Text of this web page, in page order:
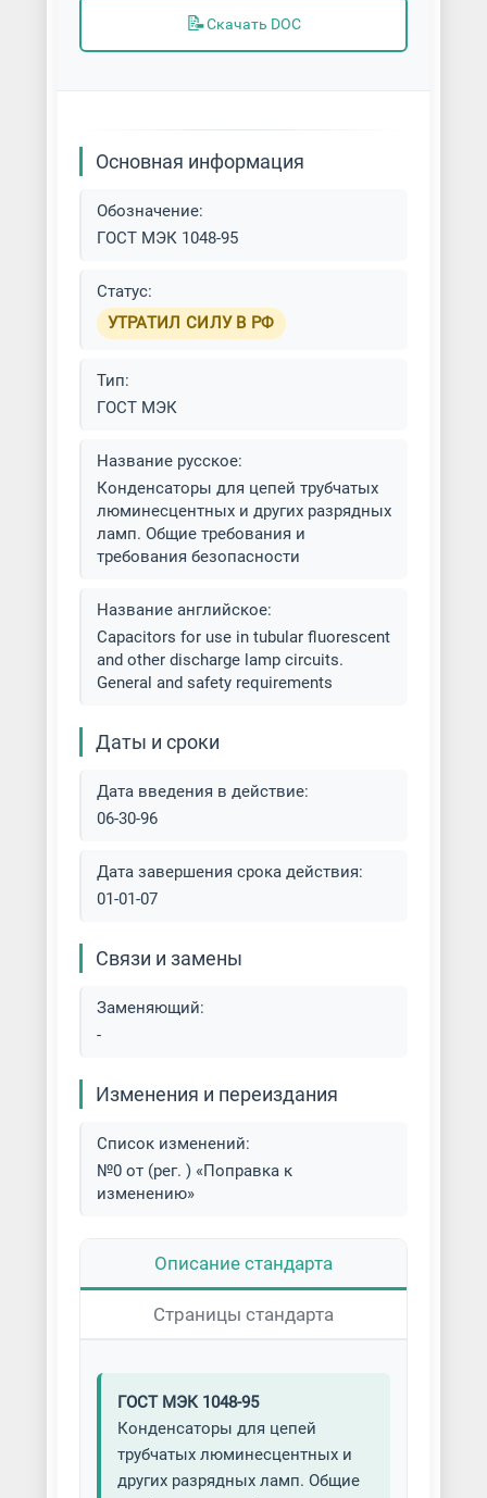
📝Скачать DOC
Основная информация
Обозначение:
ГОСТ МЭК 1048-95
Статус:
УТРАТИЛ СИЛУ В РФ
Тип:
ГОСТ МЭК
Название русское:
Конденсаторы для цепей трубчатых
люминесцентных и других разрядных
ламп. Общие требования и
требования безопасности
Название английское:
Capacitors for use in tubular fluorescent
and other discharge lamp circuits.
General and safety requirements
Даты и сроки
Дата введения в действие:
06-30-96
Дата завершения срока действия:
01-01-07
Связи и замены
Заменяющий:
-
Изменения и переиздания
Список изменений:
№0 от (рег. ) «Поправка к
изменению»
Описание стандарта
Страницы стандарта
ГОСТ МЭК 1048-95
Конденсаторы для цепей
трубчатых люминесцентных и
других разрядных ламп. Общие